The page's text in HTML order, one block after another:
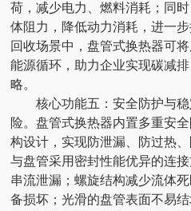
荷，减少电力、燃料消耗；同
体阻力，降低动力消耗，进一
回收场景中，盘管式换热器可
能源循环，助力企业实现碳减
略。
核心功能五：安全防护与稳
险。盘管式换热器内置多重安
构设计，实现防泄漏、防过热
与盘管采用密封性能优异的连
串流泄漏；螺旋结构减少流体
备损坏；光滑的盘管表面不易